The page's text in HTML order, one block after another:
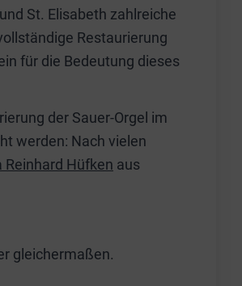
St. Elisabeth zahlreiche
Restaurierung
für die Bedeutung dieses
der Sauer-Orgel im
werden: Nach vielen
Reinhard Hüfken aus
gleichermaßen.